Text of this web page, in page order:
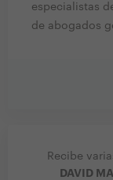
especialistas
de abogados
Recibe
DAVID